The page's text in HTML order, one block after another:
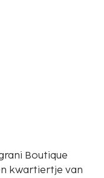
Boutique
kwartiertje van